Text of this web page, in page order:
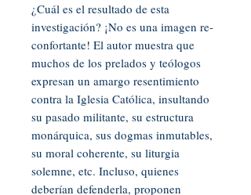
¿Cuál es el resultado de esta
investigación? ¡No es una imagen re-
confortante! El autor muestra que
muchos de los prelados y teólogos
expresan un amargo resentimiento
contra la Iglesia Católica, insultando
su pasado militante, su estructura
monárquica, sus dogmas inmutables,
su moral coherente, su liturgia
solemne, etc. Incluso, quienes
deberían defenderla, proponen